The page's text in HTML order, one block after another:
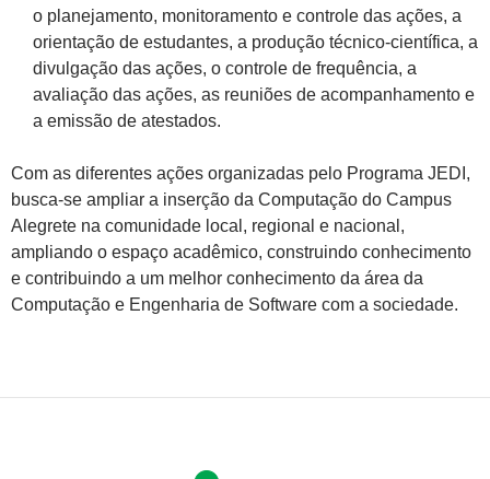
o planejamento, monitoramento e controle das ações, a
orientação de estudantes, a produção técnico-científica, a
divulgação das ações, o controle de frequência, a
avaliação das ações, as reuniões de acompanhamento e
a emissão de atestados.
Com as diferentes ações organizadas pelo Programa JEDI,
busca-se ampliar a inserção da Computação do Campus
Alegrete na comunidade local, regional e nacional,
ampliando o espaço acadêmico, construindo conhecimento
e contribuindo a um melhor conhecimento da área da
Computação e Engenharia de Software com a sociedade.